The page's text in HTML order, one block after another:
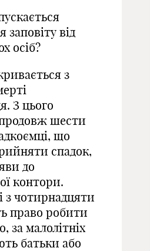
заповіту від
осіб?
з
З цього
шести
що
спадок,
до
контори.
з чотирнадцяти
право робити
за малолітніх
батьки або